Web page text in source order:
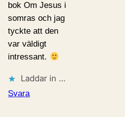
bok Om Jesus i
somras och jag
tyckte att den
var väldigt
intressant.
Laddar in …
Svara